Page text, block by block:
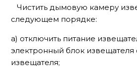
Чистить дымовую камеру
следующем порядке:
а) отключить питание
электронный блок извещателя
извещателя;